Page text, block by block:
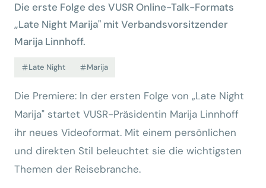
Die erste Folge des VUSR Online-Talk-Formats
„Late Night Marija" mit Verbandsvorsitzender
Marija Linnhoff.
Late Night Marija
Die Premiere: In der ersten Folge von „Late Night
Marija" startet VUSR-Präsidentin Marija Linnhoff
ihr neues Videoformat. Mit einem persönlichen
und direkten Stil beleuchtet sie die wichtigsten
Themen der Reisebranche.